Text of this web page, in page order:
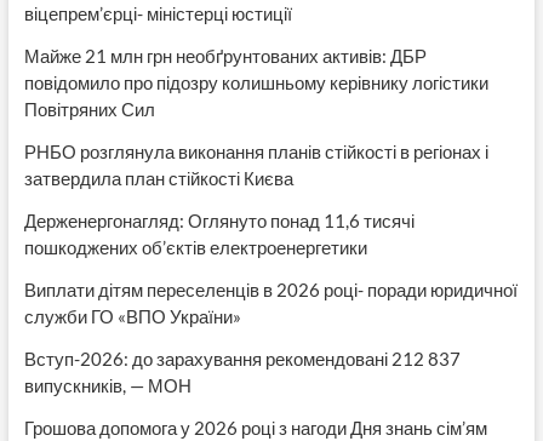
віцепрем’єрці- міністерці юстиції
Майже 21 млн грн необґрунтованих активів: ДБР
повідомило про підозру колишньому керівнику логістики
Повітряних Сил
РНБО розглянула виконання планів стійкості в регіонах і
затвердила план стійкості Києва
Держенергонагляд: Оглянуто понад 11,6 тисячі
пошкоджених об’єктів електроенергетики
Виплати дітям переселенців в 2026 році- поради юридичної
служби ГО «ВПО України»
Вступ-2026: до зарахування рекомендовані 212 837
випускників, — МОН
Грошова допомога у 2026 році з нагоди Дня знань сім’ям